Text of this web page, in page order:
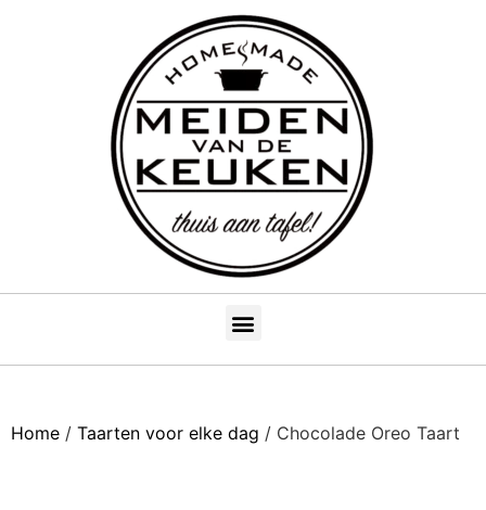
Home / Taarten voor elke dag / Chocolade Oreo Taart